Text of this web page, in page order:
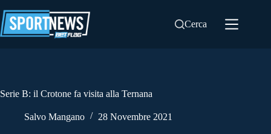
al
contenuto
Cerca
Serie B: il Crotone fa visita alla Ternana
Salvo Mangano 28 Novembre 2021